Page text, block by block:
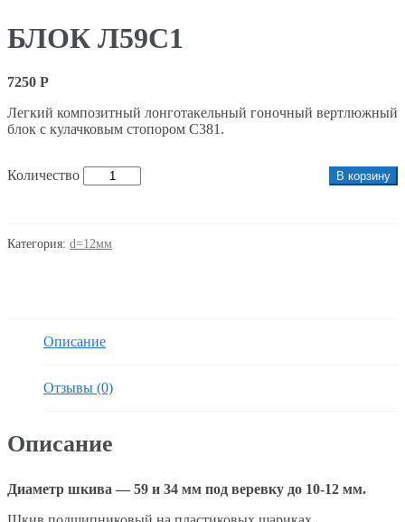
БЛОК Л59С1
7250 Р
Легкий композитный лонготакельный гоночный вертлюжный
блок с кулачковым стопором С381.
Количество В корзину
Категория: d=12мм
Описание
Отзывы (0)
Описание
Диаметр шкива — 59 и 34 мм под веревку до 10-12 мм.